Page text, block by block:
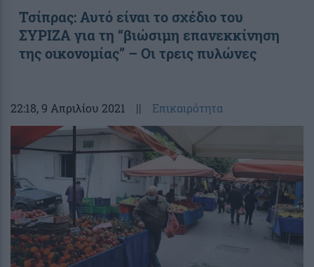
Τσίπρας: Αυτό είναι το σχέδιο του
ΣΥΡΙΖΑ για τη “βιώσιμη επανεκκίνηση
της οικονομίας” – Οι τρεις πυλώνες
22:18, 9 Απριλίου 2021 || Επικαιρότητα